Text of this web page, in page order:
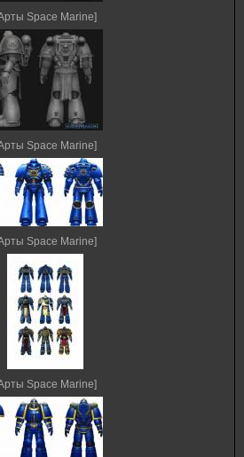
Space Marine]
Space Marine]
Space Marine]
Space Marine]